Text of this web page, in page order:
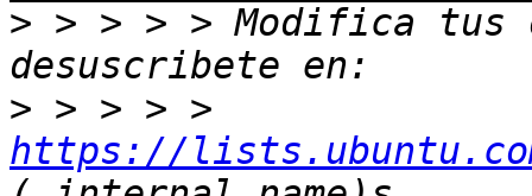
> > > > > Modifica tus
>
https://